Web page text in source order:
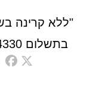
קרינה
0796644330 (א-ה 09:00-12:00)